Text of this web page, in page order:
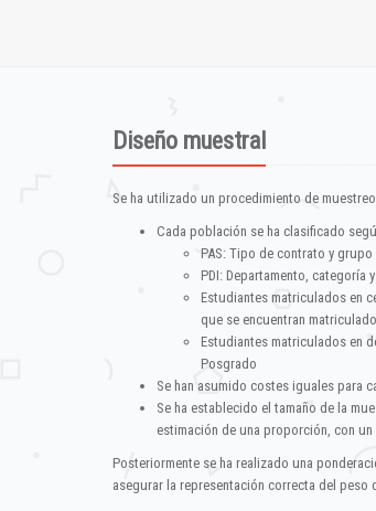
Diseño muestral
Se ha utilizado un procedimiento de
Cada población se ha clasificado
PAS: Tipo de contrato y grupo
PDI: Departamento, categoría
Estudiantes matriculados en
que se encuentran
Estudiantes matriculados en
Posgrado
Se han asumido costes iguales para
Se ha establecido el tamaño de la
estimación de una proporción, con un
Posteriormente se ha realizado una
asegurar la representación correcta del